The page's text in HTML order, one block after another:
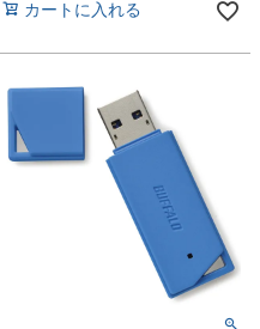
カートに入れる